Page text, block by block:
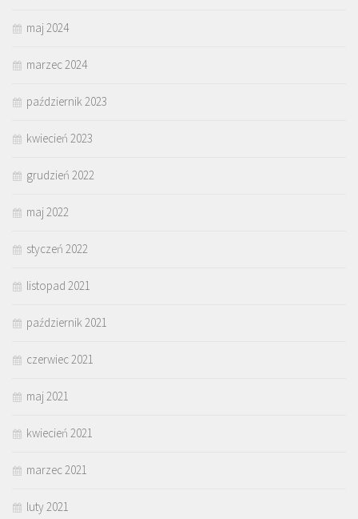
maj 2024
marzec 2024
październik 2023
kwiecień 2023
grudzień 2022
maj 2022
styczeń 2022
listopad 2021
październik 2021
czerwiec 2021
maj 2021
kwiecień 2021
marzec 2021
luty 2021